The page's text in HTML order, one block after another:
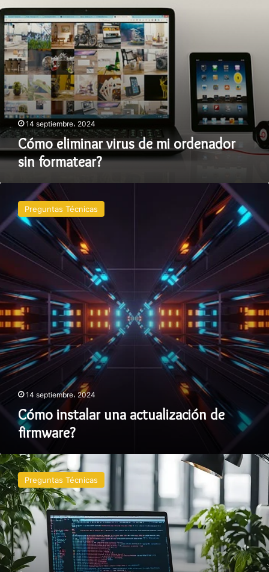
formatear?
14 septiembre، 2024
Cómo eliminar virus de mi ordenador
sin formatear?
instalar
una
actualización
de
firmware?
Preguntas Técnicas
14 septiembre، 2024
Cómo instalar una actualización de
firmware?
Cómo
hacer
una
captura
de
pantalla
en
diferentes
dispositivos?
Preguntas Técnicas